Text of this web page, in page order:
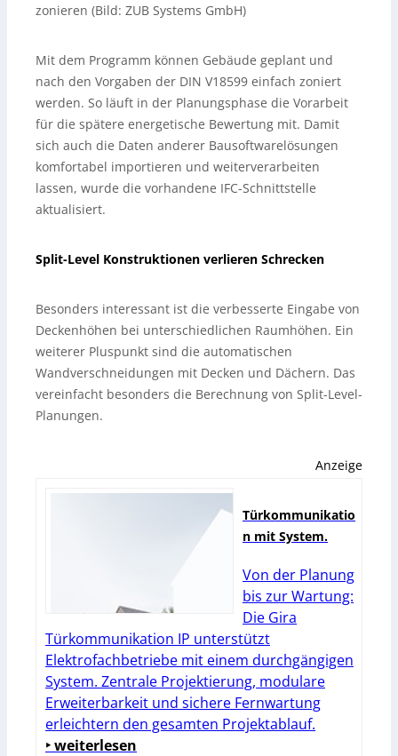
zonieren (Bild: ZUB Systems GmbH)
Mit dem Programm können Gebäude geplant und
nach den Vorgaben der DIN V18599 einfach zoniert
werden. So läuft in der Planungsphase die Vorarbeit
für die spätere energetische Bewertung mit. Damit
sich auch die Daten anderer Bausoftwarelösungen
komfortabel importieren und weiterverarbeiten
lassen, wurde die vorhandene IFC-Schnittstelle
aktualisiert.
Split-Level Konstruktionen verlieren Schrecken
Besonders interessant ist die verbesserte Eingabe von
Deckenhöhen bei unterschiedlichen Raumhöhen. Ein
weiterer Pluspunkt sind die automatischen
Wandverschneidungen mit Decken und Dächern. Das
vereinfacht besonders die Berechnung von Split-Level-
Planungen.
Anzeige
Türkommunikatio
n mit System.
Von der Planung
bis zur Wartung:
Die Gira
Türkommunikation IP unterstützt
Elektrofachbetriebe mit einem durchgängigen
System. Zentrale Projektierung, modulare
Erweiterbarkeit und sichere Fernwartung
erleichtern den gesamten Projektablauf.
‣ weiterlesen